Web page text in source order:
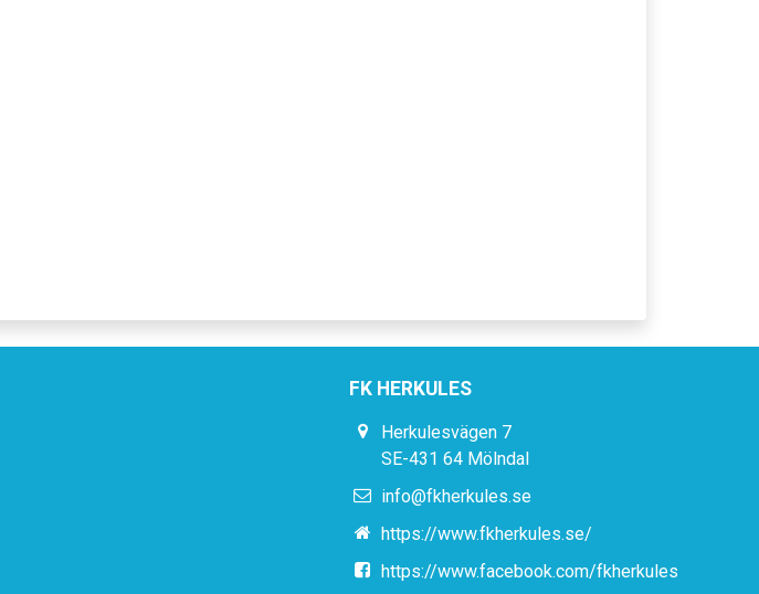
FK HERKULES
Herkulesvägen 7
SE-431 64 Mölndal
info@fkherkules.se
https://www.fkherkules.se/
https://www.facebook.com/fkherkules